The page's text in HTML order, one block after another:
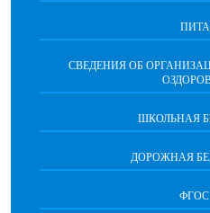
СВЕДЕНИЯ ОБ
ШКОЛЬНАЯ
ДОРОЖНАЯ
ФГОС